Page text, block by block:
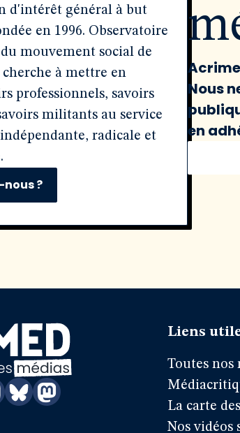
d'intérêt général à but
en 1996. Observatoire
mouvement social de
à mettre en
professionnels, savoirs
militants au service
radicale et
?
Nous
en
Liens
Toutes nos
La carte
Nos vidéos